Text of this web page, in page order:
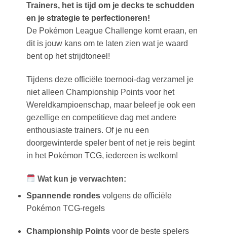
Trainers, het is tijd om je decks te schudden
en je strategie te perfectioneren!
De Pokémon League Challenge komt eraan, en
dit is jouw kans om te laten zien wat je waard
bent op het strijdtoneel!
Tijdens deze officiële toernooi-dag verzamel je
niet alleen Championship Points voor het
Wereldkampioenschap, maar beleef je ook een
gezellige en competitieve dag met andere
enthousiaste trainers. Of je nu een
doorgewinterde speler bent of net je reis begint
in het Pokémon TCG, iedereen is welkom!
Wat kun je verwachten:
Spannende rondesvolgens de officiële
Pokémon TCG-regels
Championship Pointsvoor de beste spelers